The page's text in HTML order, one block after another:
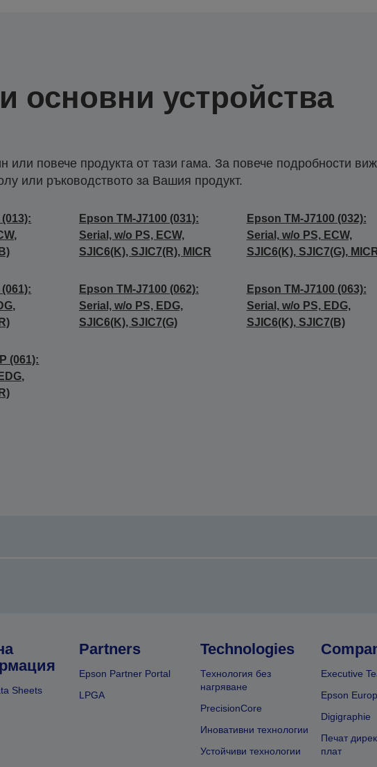
основни устройства
повече продукта от тази гама. За повече подробности
или ръководството за Вашия продукт.
Epson TM-J7100 (031):
Serial, w/o PS, ECW,
SJIC6(K), SJIC7(R), MICR
Epson TM-J7100 (032):
Serial, w/o PS, ECW,
SJIC6(K), SJIC7(G),
Epson TM-J7100 (062):
Serial, w/o PS, EDG,
SJIC6(K), SJIC7(G)
Epson TM-J7100 (063):
Serial, w/o PS, EDG,
SJIC6(K), SJIC7(B)
(061):
Sheets
Partners
Epson Partner Portal
LPGA
Technologies
Технология без
нагряване
PrecisionCore
Иновативни технологии
Устойчиви технологии
Executive
Epson
Digigraphie
Печат
плат